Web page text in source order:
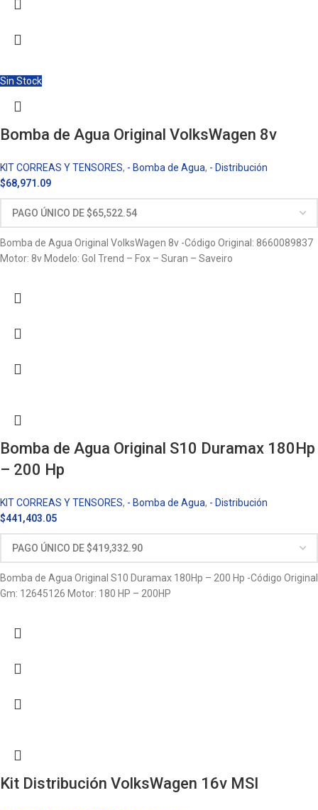
Sin Stock
Bomba de Agua Original VolksWagen 8v
KIT CORREAS Y TENSORES, - Bomba de Agua, - Distribución
$68,971.09
Bomba de Agua Original VolksWagen 8v -Código Original: 8660089837
Motor: 8v Modelo: Gol Trend – Fox – Suran – Saveiro
Bomba de Agua Original S10 Duramax 180Hp
– 200 Hp
KIT CORREAS Y TENSORES, - Bomba de Agua, - Distribución
$441,403.05
Bomba de Agua Original S10 Duramax 180Hp – 200 Hp -Código Original
Gm: 12645126 Motor: 180 HP – 200HP
Kit Distribución VolksWagen 16v MSI